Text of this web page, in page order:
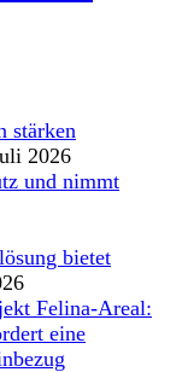
stärken
2026
und nimmt
bietet
Felina-Areal:
eine